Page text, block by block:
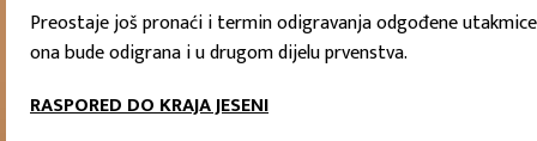
Preostaje još pronaći i termin odigravanja odgođene
ona bude odigrana i u drugom dijelu prvenstva.
RASPORED DO KRAJA JESENI